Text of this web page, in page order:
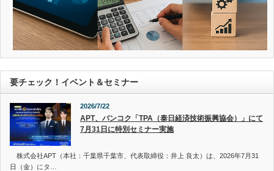
要チェック！イベント＆セミナー
2026/7/22
APT、バンコク「TPA（泰日経済技術振興協会）」にて
7月31日に特別セミナー実施
株式会社APT（本社：千葉県千葉市、代表取締役：井上 良太）は、2026年7月31
日（金）にタ…